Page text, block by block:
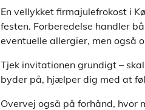
En vellykket firmajulefrokost i
festen. Forberedelse handler
eventuelle allergier, men også
Tjek invitationen grundigt –
byder på, hjælper dig med at
Overvej også på forhånd, hvor